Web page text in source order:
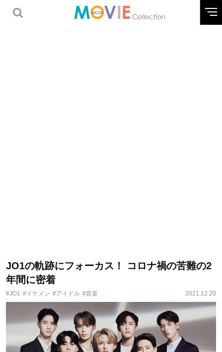
JO1の軌跡にフォーカス！ コロナ禍の苦難の2
年間に密着
#JO1 #イケメン #アイドル #音楽 2021.12.20